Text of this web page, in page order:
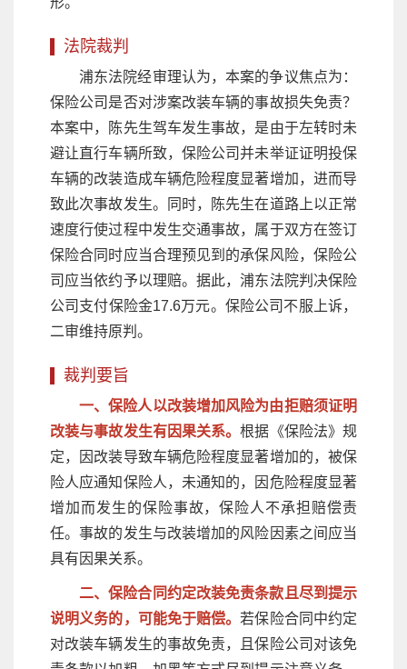
法院裁判
浦东法院经审理认为，本案的争议焦点为：
保险公司是否对涉案改装车辆的事故损失免责？
本案中，陈先生驾车发生事故，是由于左转时未
避让直行车辆所致，保险公司并未举证证明投保
车辆的改装造成车辆危险程度显著增加，进而导
致此次事故发生。同时，陈先生在道路上以正常
速度行使过程中发生交通事故，属于双方在签订
保险合同时应当合理预见到的承保风险，保险公
司应当依约予以理赔。据此，浦东法院判决保险
公司支付保险金17.6万元。保险公司不服上诉，
二审维持原判。
裁判要旨
一、保险人以改装增加风险为由拒赔须证明
改装与事故发生有因果关系。根据《保险法》规
定，因改装导致车辆危险程度显著增加的，被保
险人应通知保险人，未通知的，因危险程度显著
增加而发生的保险事故，保险人不承担赔偿责
任。事故的发生与改装增加的风险因素之间应当
具有因果关系。
二、保险合同约定改装免责条款且尽到提示
说明义务的，可能免于赔偿。若保险合同中约定
对改装车辆发生的事故免责，且保险公司对该免